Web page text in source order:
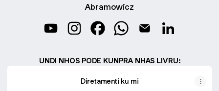
Abramowicz
UNDI NHOS PODE KUNPRA NHAS LIVRU:
Diretamenti ku mi